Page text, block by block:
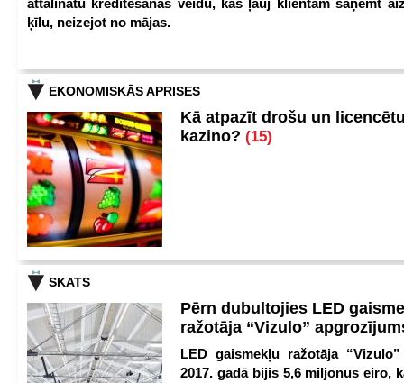
attālinātu kreditēšanas veidu, kas ļauj klientam saņemt
ķīlu, neizejot no mājas.
EKONOMISKĀS APRISES
Kā atpazīt drošu un
kazino? (15)
SKATS
Pērn dubultojies LED
ražotāja “Vizulo”
LED gaismekļu ražotāja
2017. gadā bijis 5,6 miljonus eiro,